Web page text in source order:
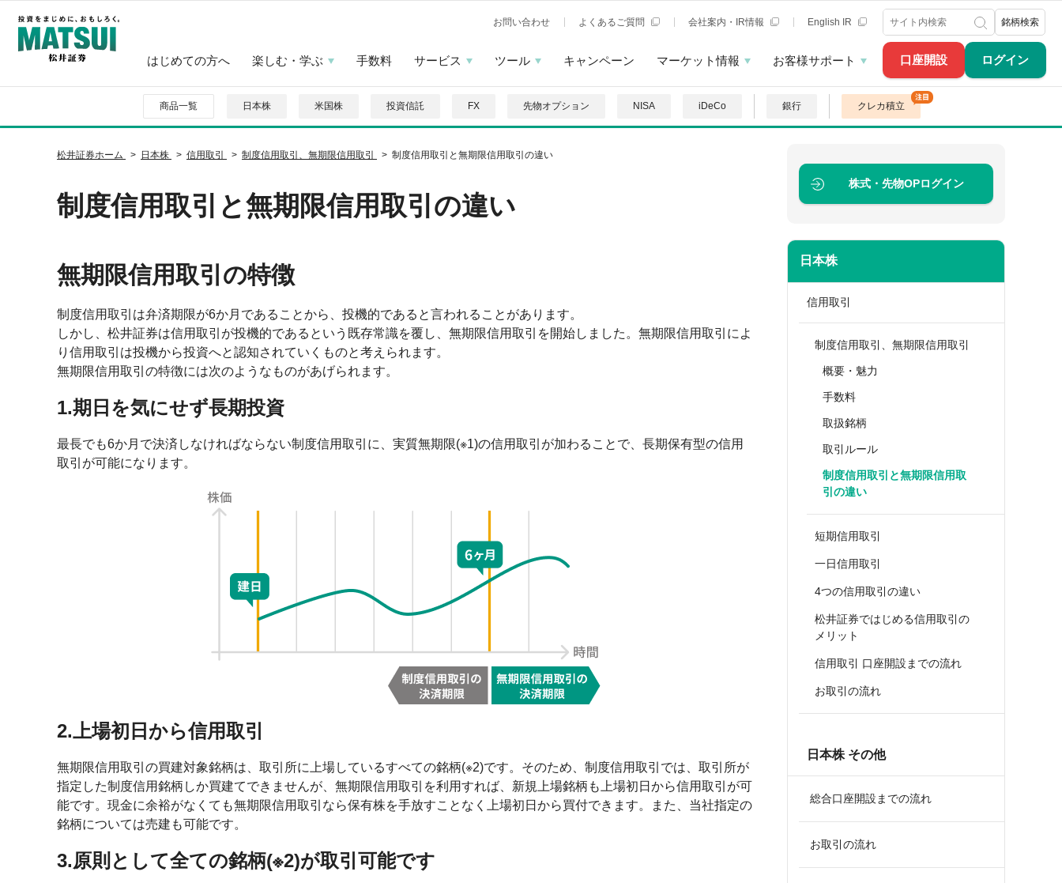
口座開設 ログイン
お問い合わせ よくあるご質問 会社案内・IR情報 English IR 銘柄検索
はじめての方へ 楽しむ・学ぶ 手数料 サービス ツール キャンペーン マーケット情報 お客様サポート
商品一覧 日本株 米国株 投資信託 FX 先物オプション NISA iDeCo 銀行 クレカ積立
松井証券ホーム 日本株 信用取引 制度信用取引、無期限信用取引 制度信用取引と無期限信用取引の違い
制度信用取引と無期限信用取引の違い
無期限信用取引の特徴
制度信用取引は弁済期限が6か月であることから、投機的であると言われることがあります。
しかし、松井証券は信用取引が投機的であるという既存常識を覆し、無期限信用取引を開始しました。無期限信用取引によ
り信用取引は投機から投資へと認知されていくものと考えられます。
無期限信用取引の特徴には次のようなものがあげられます。
1.期日を気にせず長期投資
最長でも6か月で決済しなければならない制度信用取引に、実質無期限(※1)の信用取引が加わることで、長期保有型の信用
取引が可能になります。
2.上場初日から信用取引
無期限信用取引の買建対象銘柄は、取引所に上場しているすべての銘柄(※2)です。そのため、制度信用取引では、取引所が
指定した制度信用銘柄しか買建てできませんが、無期限信用取引を利用すれば、新規上場銘柄も上場初日から信用取引が可
能です。現金に余裕がなくても無期限信用取引なら保有株を手放すことなく上場初日から買付できます。また、当社指定の
銘柄については売建も可能です。
3.原則として全ての銘柄(※2)が取引可能です
株式・先物OPログイン
日本株
信用取引
制度信用取引、無期限信用取引
概要・魅力
手数料
取扱銘柄
取引ルール
制度信用取引と無期限信用取
引の違い
短期信用取引
一日信用取引
4つの信用取引の違い
松井証券ではじめる信用取引の
メリット
信用取引 口座開設までの流れ
お取引の流れ
日本株 その他
総合口座開設までの流れ
お取引の流れ